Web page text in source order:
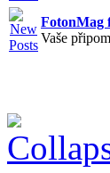
FotonMag
Vaše